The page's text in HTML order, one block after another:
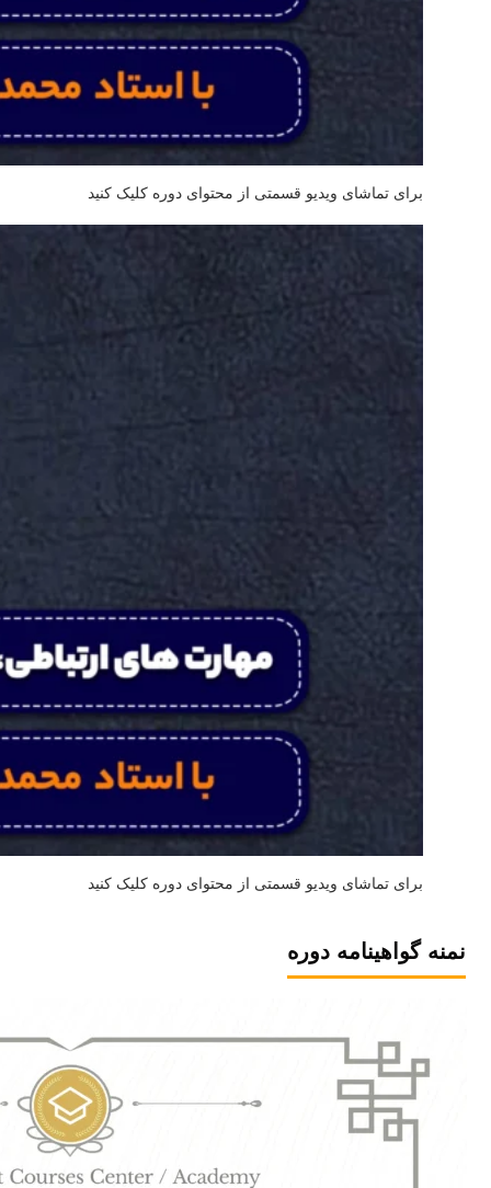
برای تماشای ویدیو قسمتی از محتوای دوره کلیک کنید
برای تماشای ویدیو قسمتی از محتوای دوره کلیک کنید
نمنه گواهینامه دوره